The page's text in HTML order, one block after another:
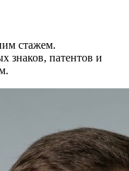
стажем.
знаков, патентов и